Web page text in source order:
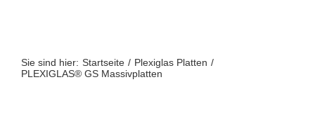
Sie sind hier: Startseite
Plexiglas Platten
PLEXIGLAS® GS Massivplatten